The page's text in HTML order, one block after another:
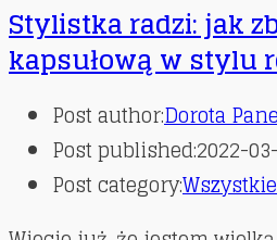
Stylistka radzi: jak
kapsułową w stylu
Post author:Dorota
Post published:2022-
Post category:Wszystkie